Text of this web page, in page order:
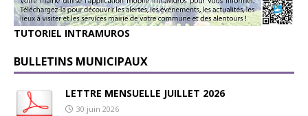
TUTORIEL INTRAMUROS
BULLETINS MUNICIPAUX
LETTRE MENSUELLE JUILLET 2026
30 juin 2026